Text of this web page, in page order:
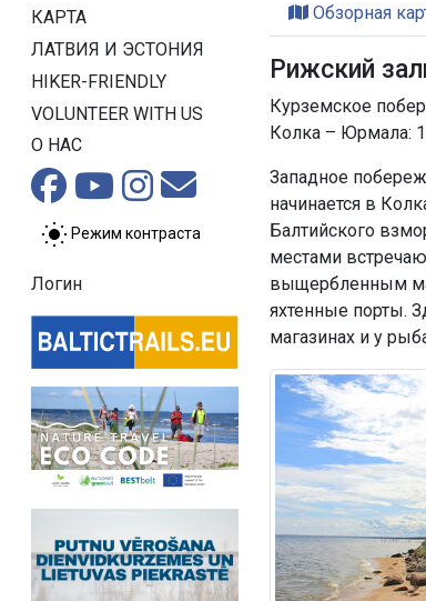
КАРТА
ЛАТВИЯ И ЭСТОНИЯ
HIKER-FRIENDLY
VOLUNTEER WITH US
О НАС
Режим контраста
Логин
Обзорная
Рижский
Курземское
Колка – Юрмала:
Западное
начинается в
Балтийского
местами
выщербленным
яхтенные порты.
магазинах и у